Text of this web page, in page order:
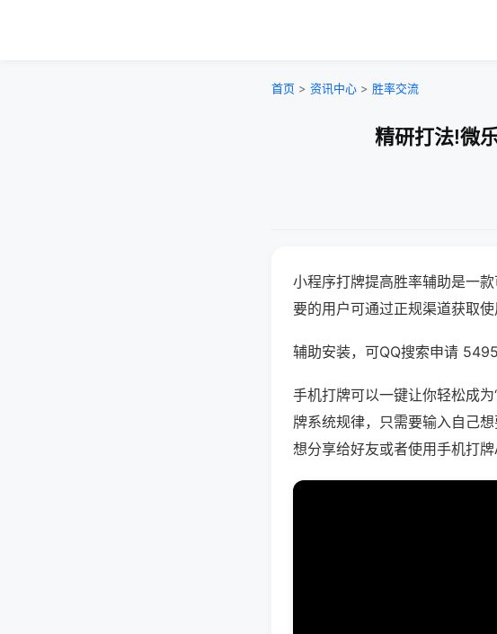
首页 > 资讯中心 > 胜率交流
精研打法!微
小程序打牌提高胜率辅助是一
要的用户可通过正规渠道获取使
辅助安装，可QQ搜索申请
手机打牌可以一键让你轻松成
牌系统规律，只需要输入自己
想分享给好友或者使用手机打牌